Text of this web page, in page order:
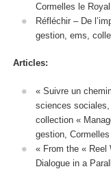
Cormelles le
Réfléchir – De
gestion, ems,
Articles:
« Suivre un
sciences sociales
collection «
gestion,
« From the « Reel
Dialogue in a